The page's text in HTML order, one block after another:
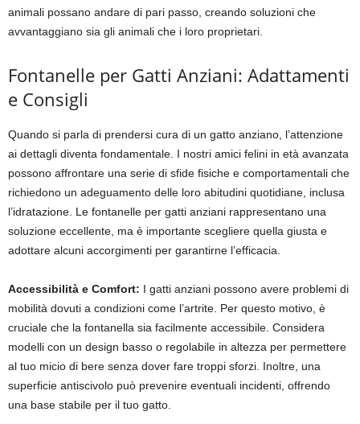
animali possano andare di pari passo, creando soluzioni che
avvantaggiano sia gli animali che i loro proprietari.
Fontanelle per Gatti Anziani: Adattamenti
e Consigli
Quando si parla di prendersi cura di un gatto anziano, l’attenzione
ai dettagli diventa fondamentale. I nostri amici felini in età avanzata
possono affrontare una serie di sfide fisiche e comportamentali che
richiedono un adeguamento delle loro abitudini quotidiane, inclusa
l’idratazione. Le fontanelle per gatti anziani rappresentano una
soluzione eccellente, ma è importante scegliere quella giusta e
adottare alcuni accorgimenti per garantirne l’efficacia.
Accessibilità e Comfort: I gatti anziani possono avere problemi di
mobilità dovuti a condizioni come l’artrite. Per questo motivo, è
cruciale che la fontanella sia facilmente accessibile. Considera
modelli con un design basso o regolabile in altezza per permettere
al tuo micio di bere senza dover fare troppi sforzi. Inoltre, una
superficie antiscivolo può prevenire eventuali incidenti, offrendo
una base stabile per il tuo gatto.